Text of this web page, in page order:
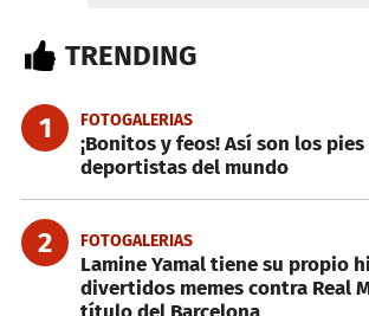
TRENDING
1 FOTOGALERIAS
¡Bonitos y feos! Así son los
deportistas del mundo
2 FOTOGALERIAS
Lamine Yamal tiene su propio
divertidos memes contra Real